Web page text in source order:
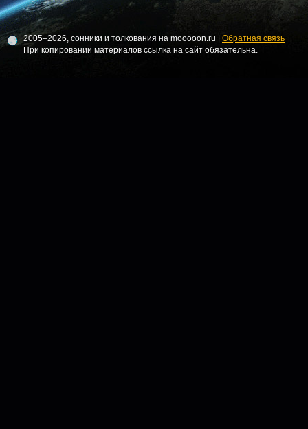
2005–2026, сонники и толкования на mooooon.ru | Обратная связь
При копировании материалов ссылка на сайт обязательна.